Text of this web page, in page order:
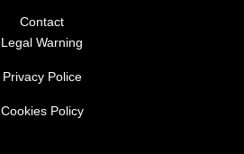
Contact
Legal Warning
Privacy Police
Cookies Policy